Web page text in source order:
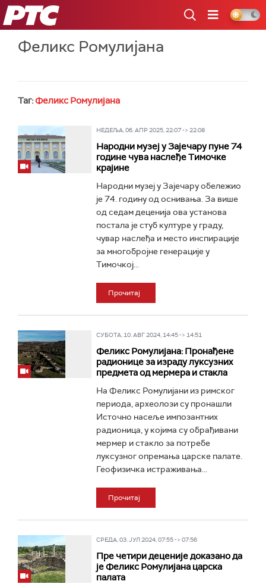
РТС
Феликс Ромулијана
Таг:Феликс Ромулијана
НЕДЕЉА, 06. АПР 2025, 22:07 -> 22:08
Народни музеј у Зајечару пуне 74
године чува наслеђе Тимочке
крајине
Народни музеј у Зајечару обележио
је 74. годину од оснивања. За више
од седам деценија ова установа
постала је стуб културе у граду,
чувар наслеђа и место инспирације
за многобројне генерације у
Тимочкој...
Прочитај
СУБОТА, 10. АВГ 2024, 14:45 -> 14:51
Феликс Ромулијана: Пронађене
радионице за израду луксузних
предмета од мермера и стакла
На Феликс Ромулијани из римског
периода, археолози су пронашли
Источно насеље импозантних
радионица, у којима су обрађивани
мермер и стакло за потребе
луксузног опремања царске палате.
Геофизичка истраживања...
Прочитај
СРЕДА, 03. ЈУЛ 2024, 07:55 -> 07:56
Пре четири деценије доказано да
је Феликс Ромулијана царска
палата